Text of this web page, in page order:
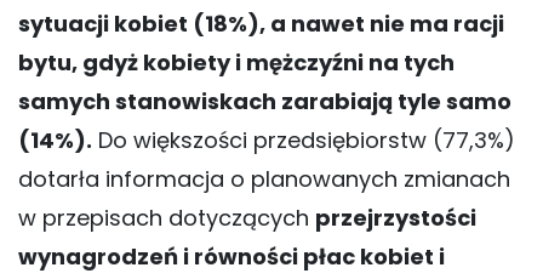
sytuacji kobiet (18%), a nawet nie ma racji
bytu, gdyż kobiety i mężczyźni na tych
samych stanowiskach zarabiają tyle samo
(14%). Do większości przedsiębiorstw (77,3%)
dotarła informacja o planowanych zmianach
w przepisach dotyczących przejrzystości
wynagrodzeń i równości płac kobiet i